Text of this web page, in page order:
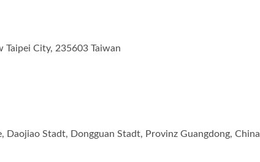
Taipei City, 235603 Taiwan
Daojiao Stadt, Dongguan Stadt, Provinz Guangdong, China